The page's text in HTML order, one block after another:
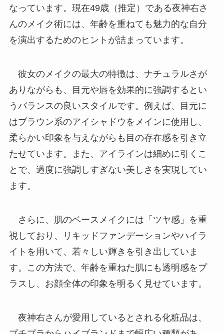
なっています。現在49歳（推定）である夜神右さ
んのメイク術には、年齢を重ねても魅力的な自分
を演出するためのヒントが詰まっています。
彼女のメイクの最大の特徴は、ナチュラルさが
ありながらも、目元や唇を効果的に強調するとい
うバランスの良いスタイルです。例えば、目元に
はブラウン系のアイシャドウをメインに使用し、
柔らかい印象を与えながらも目の存在感を引き立
たせています。また、アイラインは細めに引くこ
とで、過度に強調しすぎない美しさを実現してい
ます。
さらに、肌のベースメイクには「ツヤ感」を重
視しており、リキッドファンデーションやハイラ
イトを用いて、若々しい輝きを引き出していま
す。この方法で、年齢を重ねた肌にも透明感をプ
ラスし、お顔全体の印象を明るく見せています。
夜神右さんが愛用しているとされる化粧品は、